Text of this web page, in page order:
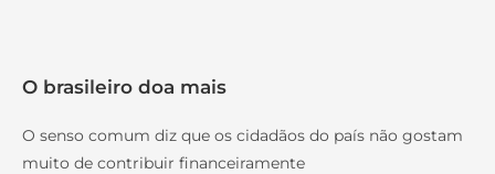
O brasileiro doa mais
O senso comum diz que os cidadãos do país não gostam
muito de contribuir financeiramente